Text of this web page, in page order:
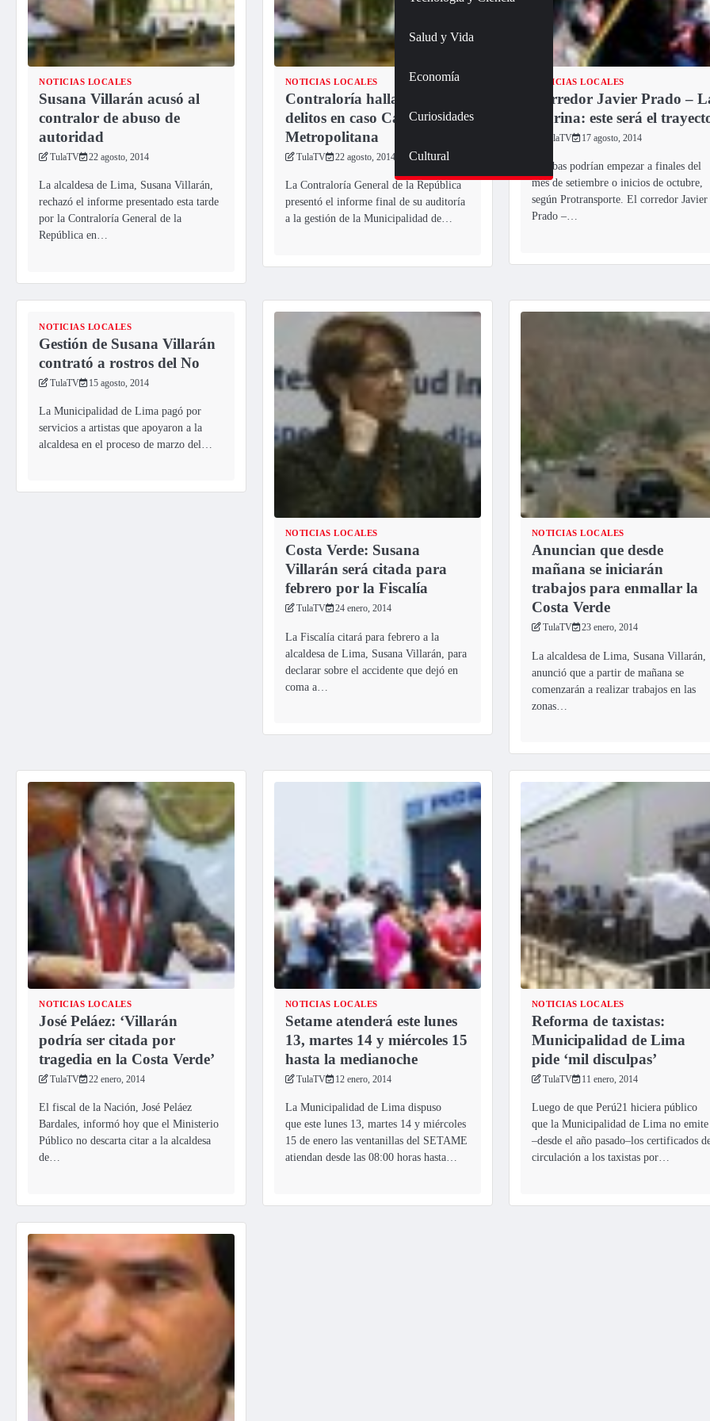
Salud y Vida
Economía
Curiosidades
Cultural
NOTICIAS LOCALES
Susana Villarán acusó al
contralor de abuso de
autoridad
TulaTV 22 agosto, 2014
La alcaldesa de Lima, Susana Villarán,
rechazó el informe presentado esta tarde
por la Contraloría General de la
República en…
NOTICIAS LOCALES
Contraloría halla presuntos
delitos en caso Caja
Metropolitana
TulaTV 22 agosto, 2014
La Contraloría General de la República
presentó el informe final de su auditoría
a la gestión de la Municipalidad de…
NOTICIAS LOCALES
Corredor Javier Prado –
Marina: este será el
TulaTV 17 agosto, 2014
Pruebas podrían empezar a finales del
mes de setiembre o inicios de octubre,
según Protransporte. El corredor Javier
Prado –…
NOTICIAS LOCALES
Gestión de Susana Villarán
contrató a rostros del No
TulaTV 15 agosto, 2014
La Municipalidad de Lima pagó por
servicios a artistas que apoyaron a la
alcaldesa en el proceso de marzo del…
NOTICIAS LOCALES
Costa Verde: Susana
Villarán será citada para
febrero por la Fiscalía
TulaTV 24 enero, 2014
La Fiscalía citará para febrero a la
alcaldesa de Lima, Susana Villarán, para
declarar sobre el accidente que dejó en
coma a…
NOTICIAS LOCALES
Anuncian que desde
mañana se iniciarán
trabajos para enmallar la
Costa Verde
TulaTV 23 enero, 2014
La alcaldesa de Lima, Susana Villarán,
anunció que a partir de mañana se
comenzarán a realizar trabajos en las
zonas…
NOTICIAS LOCALES
José Peláez: ‘Villarán
podría ser citada por
tragedia en la Costa Verde’
TulaTV 22 enero, 2014
El fiscal de la Nación, José Peláez
Bardales, informó hoy que el Ministerio
Público no descarta citar a la alcaldesa
de…
NOTICIAS LOCALES
Setame atenderá este lunes
13, martes 14 y miércoles 15
hasta la medianoche
TulaTV 12 enero, 2014
La Municipalidad de Lima dispuso
que este lunes 13, martes 14 y miércoles
15 de enero las ventanillas del SETAME
atiendan desde las 08:00 horas hasta…
NOTICIAS LOCALES
Reforma de taxistas:
Municipalidad de Lima
pide ‘mil disculpas’
TulaTV 11 enero, 2014
Luego de que Perú21 hiciera público
que la Municipalidad de Lima no emite
–desde el año pasado–los certificados
circulación a los taxistas por…